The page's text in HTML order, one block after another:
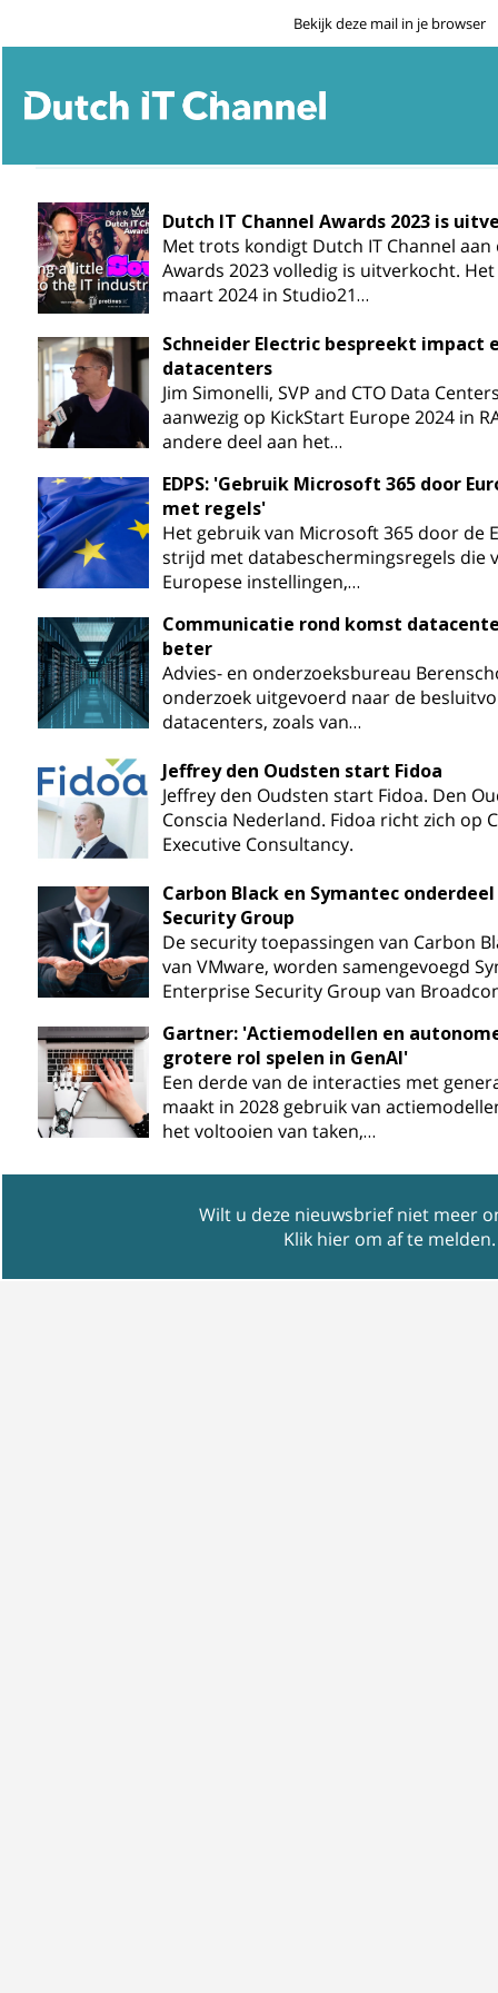
Bekijk deze mail in je browser
Dutch IT Channel Awards 2023 is
Met trots kondigt Dutch IT Channel aan
Awards 2023 volledig is uitverkocht.
maart 2024 in Studio21…
Schneider Electric bespreekt impact
datacenters
Jim Simonelli, SVP and CTO Data
aanwezig op KickStart Europe 2024 in
andere deel aan het…
EDPS: 'Gebruik Microsoft 365 door
met regels'
Het gebruik van Microsoft 365 door de
strijd met databeschermingsregels die
Europese instellingen,…
Communicatie rond komst
beter
Advies- en onderzoeksbureau
onderzoek uitgevoerd naar de
datacenters, zoals van…
Jeffrey den Oudsten start Fidoa
Jeffrey den Oudsten start Fidoa. Den
Conscia Nederland. Fidoa richt zich op
Executive Consultancy.
Carbon Black en Symantec
Security Group
De security toepassingen van Carbon
van VMware, worden samengevoegd
Enterprise Security Group van
Gartner: 'Actiemodellen en
grotere rol spelen in GenAI'
Een derde van de interacties met
maakt in 2028 gebruik van
het voltooien van taken,…
Wilt u deze nieuwsbrief niet meer
Klik hier om af te melden.